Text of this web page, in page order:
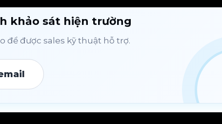
khảo sát hiện trường
để được sales kỹ thuật hỗ trợ.